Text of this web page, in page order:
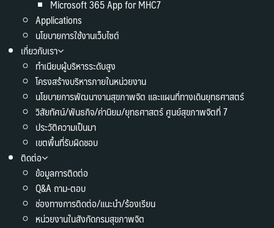
Microsoft 365 App for MHC7
Applications
นโยบายการใช้งานเว็บไซต์
เกี่ยวกับเรา
ทำเนียบผู้บริหารระดับสูง
โครงสร้างบริหารภายในหน่วยงาน
นโยบายการพัฒนางานสุขภาพจิต และแผนที่ทางเดินยุทธศาสตร์
วิสัยทัศน์/พันธกิจ/ค่านิยม/ยุทธศาสตร์ ศูนย์สุขภาพจิตที่ 7
ประวัติความเป็นมา
เขตพื้นที่รับผิดชอบ
ติดต่อ
ข้อมูลการติดต่อ
Q&A ถาม-ตอบ
ช่องทางการติดต่อ/แนะนำ/ร้องเรียน
หน่วยงานในสังกัดกรมสุขภาพจิต